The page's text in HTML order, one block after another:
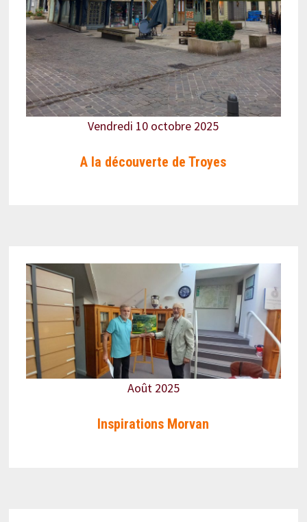
Vendredi 10 octobre 2025
A la découverte de Troyes
Août 2025
Inspirations Morvan